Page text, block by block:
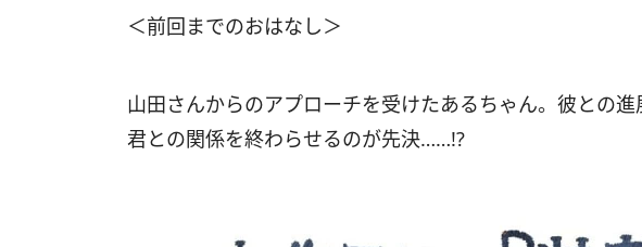
＜前回までのおはなし＞
山田さんからのアプローチを受けたあるちゃん。彼との
君との関係を終わらせるのが先決……!?